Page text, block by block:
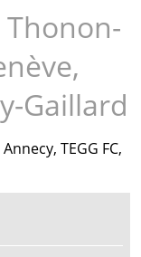
Thonon-
Gaillard
TEGG FC,